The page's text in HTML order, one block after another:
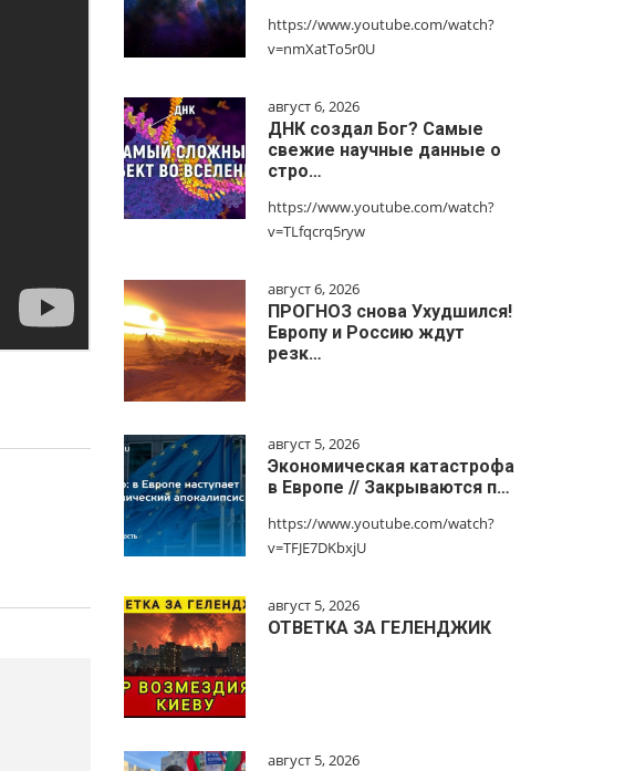
https://www.youtube.com/watch?
v=nmXatTo5r0U
август 6, 2026
ДНК создал Бог? Самые
свежие научные данные о
стро…
https://www.youtube.com/watch?
v=TLfqcrq5ryw
август 6, 2026
ПРОГНОЗ снова Ухудшился!
Европу и Россию ждут
резк…
август 5, 2026
Экономическая катастрофа
в Европе // Закрываются п…
https://www.youtube.com/watch?
v=TFJE7DKbxjU
август 5, 2026
ОТВЕТКА ЗА ГЕЛЕНДЖИК
август 5, 2026